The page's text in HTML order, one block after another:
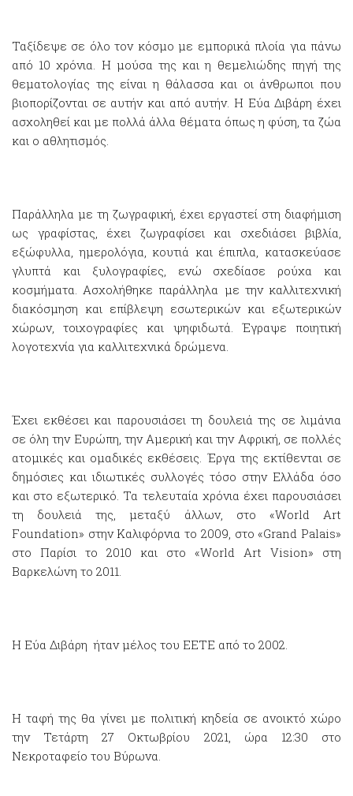
Ταξίδεψε σε όλο τον κόσμο με εμπορικά πλοία για πάνω
από 10 χρόνια. Η μούσα της και η θεμελιώδης πηγή της
θεματολογίας της είναι η θάλασσα και οι άνθρωποι που
βιοπορίζονται σε αυτήν και από αυτήν. Η Εύα Διβάρη έχει
ασχοληθεί και με πολλά άλλα θέματα όπως η φύση, τα ζώα
και ο αθλητισμός.
Παράλληλα με τη ζωγραφική, έχει εργαστεί στη διαφήμιση
ως γραφίστας, έχει ζωγραφίσει και σχεδιάσει βιβλία,
εξώφυλλα, ημερολόγια, κουτιά και έπιπλα, κατασκεύασε
γλυπτά και ξυλογραφίες, ενώ σχεδίασε ρούχα και
κοσμήματα. Ασχολήθηκε παράλληλα με την καλλιτεχνική
διακόσμηση και επίβλεψη εσωτερικών και εξωτερικών
χώρων, τοιχογραφίες και ψηφιδωτά. Έγραψε ποιητική
λογοτεχνία για καλλιτεχνικά δρώμενα.
Έχει εκθέσει και παρουσιάσει τη δουλειά της σε λιμάνια
σε όλη την Ευρώπη, την Αμερική και την Αφρική, σε πολλές
ατομικές και ομαδικές εκθέσεις. Έργα της εκτίθενται σε
δημόσιες και ιδιωτικές συλλογές τόσο στην Ελλάδα όσο
και στο εξωτερικό. Τα τελευταία χρόνια έχει παρουσιάσει
τη δουλειά της, μεταξύ άλλων, στο «World Art
Foundation» στην Καλιφόρνια το 2009, στο «Grand Palais»
στο Παρίσι το 2010 και στο «World Art Vision» στη
Βαρκελώνη το 2011.
Η Εύα Διβάρη ήταν μέλος του ΕΕΤΕ από το 2002.
Η ταφή της θα γίνει με πολιτική κηδεία σε ανοικτό χώρο
την Τετάρτη 27 Οκτωβρίου 2021, ώρα 12:30 στο
Νεκροταφείο του Βύρωνα.